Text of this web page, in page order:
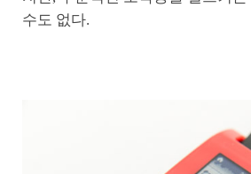
수도 없다.